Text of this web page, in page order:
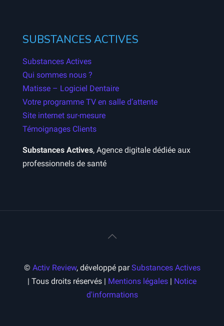
SUBSTANCES ACTIVES
Substances Actives
Qui sommes nous ?
Matisse – Logiciel Dentaire
Votre programme TV en salle d’attente
Site internet sur-mesure
Témoignages Clients
Substances Actives, Agence digitale dédiée aux
professionnels de santé
© Activ Review, développé parSubstances Actives
| Tous droits réservés | Mentions légales | Notice
d'informations